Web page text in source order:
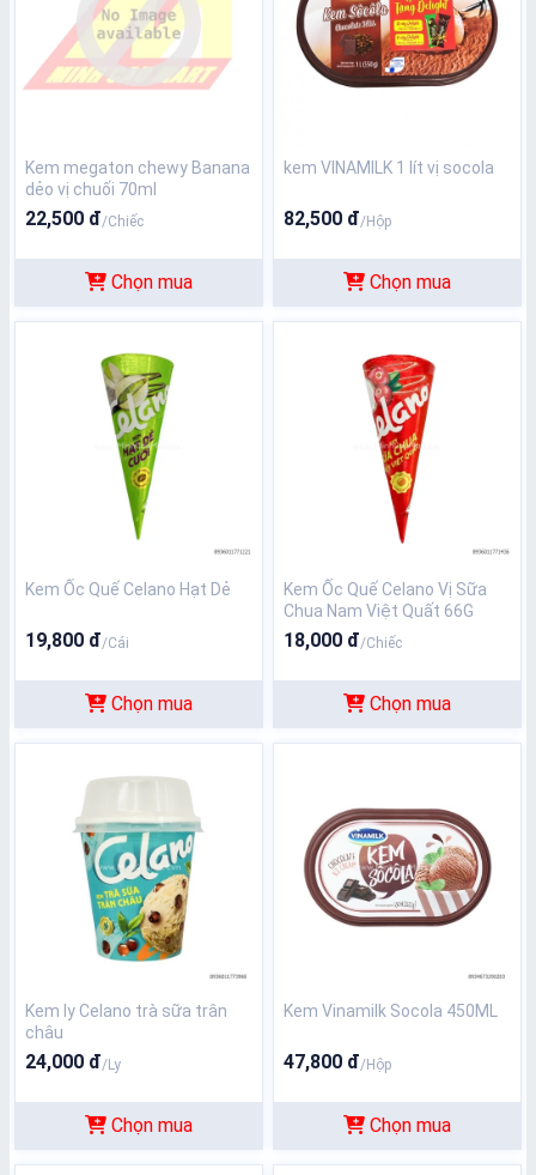
Kem megaton chewy Banana
dẻo vị chuối 70ml
22,500 đ/Chiếc
Chọn mua
kem VINAMILK 1 lít vị socola
82,500 đ/Hộp
Chọn mua
Kem Ốc Quế Celano Hạt Dẻ
19,800 đ/Cái
Chọn mua
Kem Ốc Quế Celano Vị Sữa
Chua Nam Việt Quất 66G
18,000 đ/Chiếc
Chọn mua
Kem ly Celano trà sữa trân
châu
24,000 đ/Ly
Chọn mua
Kem Vinamilk Socola 450ML
47,800 đ/Hộp
Chọn mua